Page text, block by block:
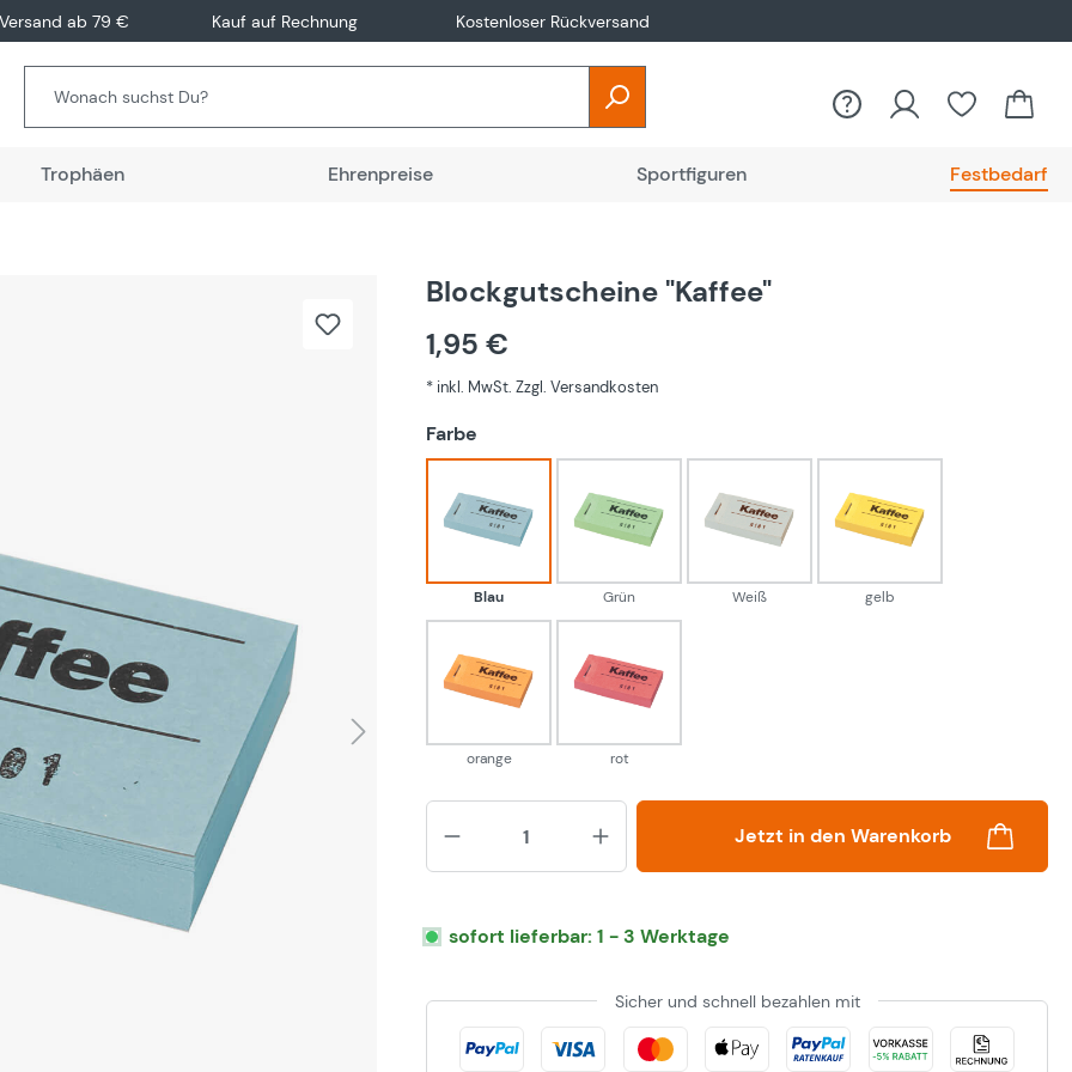
ab 79 € Kauf auf Rechnung Kostenloser Rückversand
Trophäen Ehrenpreise Sportfiguren Festbedarf
Blockgutscheine "Kaffee"
1,95 €
* inkl. MwSt. Zzgl. Versandkosten
Farbe
Blau
Blau
Grün
Grün
Weiß
Weiß
gelb
gelb
orange
orange
rot
rot
Produkt Anzahl: Gib den
Jetzt in den Warenkorb
sofort lieferbar: 1 - 3 Werktage
Sicher und schnell bezahlen mit